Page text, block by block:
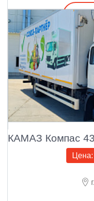
КАМАЗ Компас
Цена: